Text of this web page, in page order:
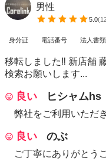
男性
5.0(
身分証 電話番号 法人書類
移転しました‼️ 新店舗
検索お願いします...
良い ヒシャムhs
弊社をご利用いただ
良い のぶ
ご丁寧にありがとう